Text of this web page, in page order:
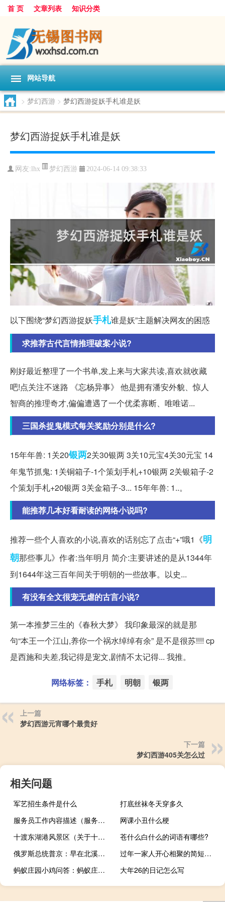
首 页 文章列表 知识分类
网站导航
> 梦幻西游 > 梦幻西游捉妖手札谁是妖
梦幻西游捉妖手札谁是妖
网友:lhx 梦幻西游 2024-06-14 09:38:33
以下围绕“梦幻西游捉妖手札谁是妖”主题解决网友的困惑
求推荐古代言情推理破案小说?
刚好最近整理了一个书单,发上来与大家共读,喜欢就收藏
吧!点关注不迷路 《忘杨异事》 他是拥有潘安外貌、惊人
智商的推理奇才,偏偏遭遇了一个优柔寡断、唯唯诺...
三国杀捉鬼模式每关奖励分别是什么?
15年年兽: 1关20银两2关30银两 3关10元宝4关30元宝 14
年鬼节抓鬼: 1关铜箱子-1个策划手札+10银两 2关银箱子-2
个策划手札+20银两 3关金箱子-3... 15年年兽: 1..。
能推荐几本好看耐读的网络小说吗?
推荐一些个人喜欢的小说,喜欢的话别忘了点击“+”哦1《明
朝那些事儿》作者:当年明月 简介:主要讲述的是从1344年
到1644年这三百年间关于明朝的一些故事。以史...
有没有全文很宠无虐的古言小说?
第一本推梦三生的《春秋大梦》 我印象最深的就是那
句“本王一个江山,养你一个祸水绰绰有余” 是不是很苏!!!! cp
是西施和夫差,我记得是宠文,剧情不太记得... 我推。
网络标签： 手札 明朝 银两
上一篇
梦幻西游元宵哪个最贵好
下一篇
梦幻西游405关怎么过
相关问题
军艺招生条件是什么
打底丝袜冬天穿多久
服务员工作内容描述（服务员工作内容）
网课小丑什么梗
十渡东湖港风景区（关于十渡东湖港风景区的介绍）
苍什么白什么的词语有哪些?
俄罗斯总统普京：早在北溪天然气管道爆炸之前美国总统就曾表示应停止俄罗斯的天然气供应
过年一家人开心相聚的简短句子
蚂蚁庄园小鸡问答：蚂蚁庄园今日答案心脏
大年26的日记怎么写